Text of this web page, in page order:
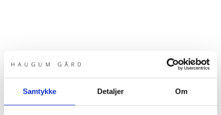
Samtykke Detaljer Om